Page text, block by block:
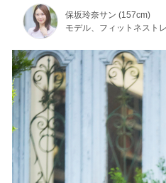
保坂玲奈サン (157cm)
モデル、フィットネスト